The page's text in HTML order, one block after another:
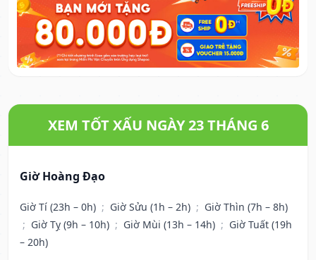
XEM TỐT XẤU NGÀY 23 THÁNG 6
Giờ Hoàng Đạo
Giờ Tí (23h – 0h) ; Giờ Sửu (1h – 2h) ; Giờ Thìn (7h – 8h)
; Giờ Tỵ (9h – 10h) ; Giờ Mùi (13h – 14h) ; Giờ Tuất (19h
– 20h)